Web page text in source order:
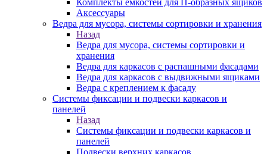
Комплекты емкостей для П-образных ящиков
Аксессуары
Ведра для мусора, системы сортировки и хранения
Назад
Ведра для мусора, системы сортировки и
хранения
Ведра для каркасов с распашными фасадами
Ведра для каркасов с выдвижными ящиками
Ведра с креплением к фасаду
Системы фиксации и подвески каркасов и
панелей
Назад
Системы фиксации и подвески каркасов и
панелей
Подвески верхних каркасов